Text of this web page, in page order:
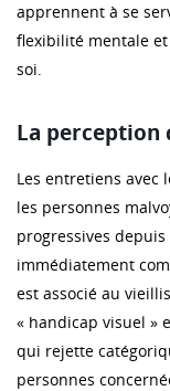
apprennent à se
flexibilité mentale
soi.
La perception
Les entretiens avec
les personnes
progressives depuis
immédiatement
est associé au
« handicap visuel »
qui rejette
personnes